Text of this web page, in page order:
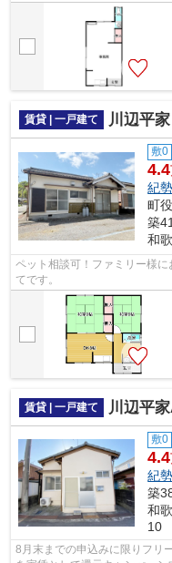
賃貸 | 一戸建て 川辺平家
敷0
4.4
紀
町
築
和
ペット相談可！ファミリー様
てです。
賃貸 | 一戸建て 川辺平
敷0
4.4
紀
築
和
10
8月末までの申込みに限りフリ